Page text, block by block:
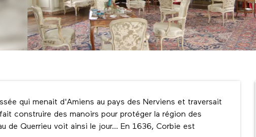
qui menait d'Amiens au pays des Nerviens et traversait
construire des manoirs pour protéger la région des
de Querrieu voit ainsi le jour... En 1636, Corbie est